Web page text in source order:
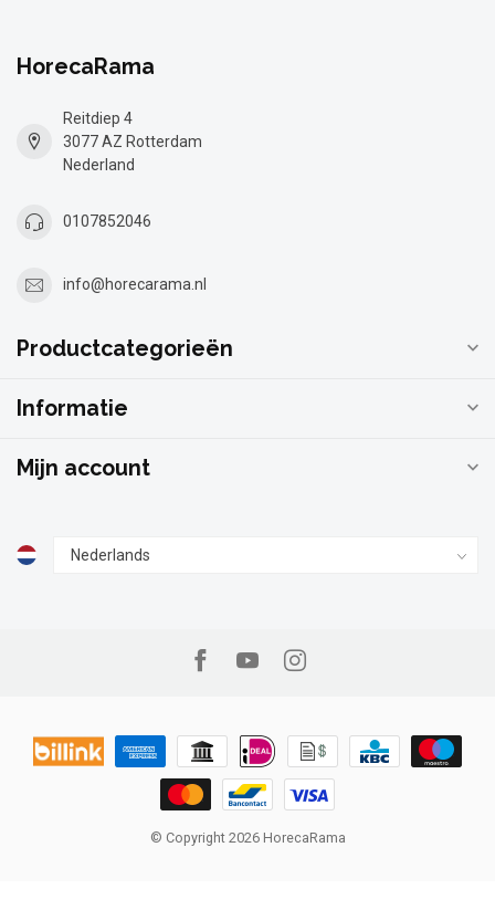
HorecaRama
Reitdiep 4
3077 AZ Rotterdam
Nederland
0107852046
info@horecarama.nl
Productcategorieën
Informatie
Mijn account
© Copyright 2026 HorecaRama